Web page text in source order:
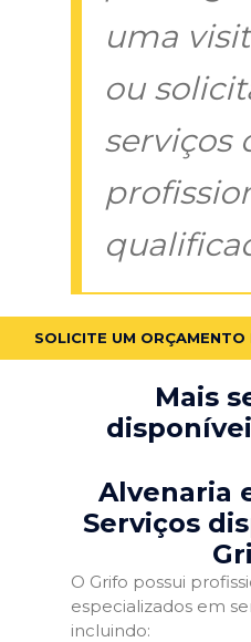
uma
ou
serviços
SOLICITE UM
Mais
Alvenaria
Serviços
O Grifo possui
especializados em
incluindo: